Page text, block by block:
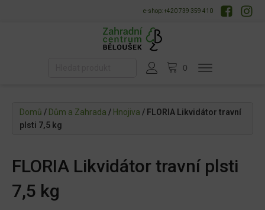
e-shop: +420 739 359 410
Domů / Dům a Zahrada / Hnojiva / FLORIA Likvidátor travní
plsti 7,5 kg
FLORIA Likvidátor travní plsti
7,5 kg